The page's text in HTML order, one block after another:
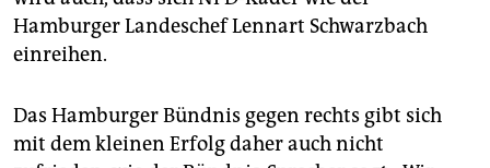
Hamburger Landeschef Lennart Schwarzbach
einreihen.
Das Hamburger Bündnis gegen rechts gibt sich
mit dem kleinen Erfolg daher auch nicht